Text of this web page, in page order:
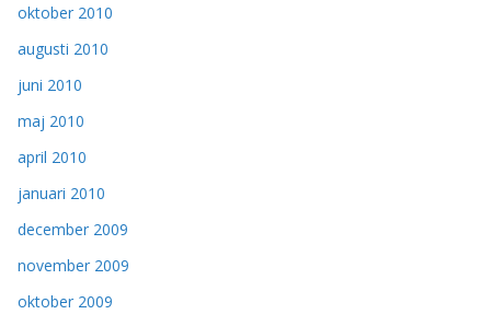
oktober 2010
augusti 2010
juni 2010
maj 2010
april 2010
januari 2010
december 2009
november 2009
oktober 2009